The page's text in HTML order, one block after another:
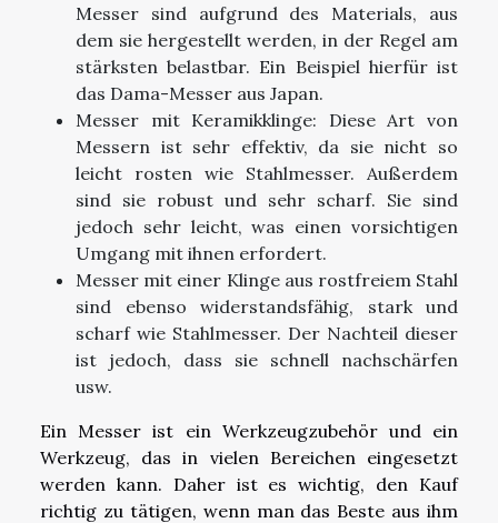
Messer sind aufgrund des Materials, aus
dem sie hergestellt werden, in der Regel am
stärksten belastbar. Ein Beispiel hierfür ist
das Dama-Messer aus Japan.
Messer mit Keramikklinge: Diese Art von
Messern ist sehr effektiv, da sie nicht so
leicht rosten wie Stahlmesser. Außerdem
sind sie robust und sehr scharf. Sie sind
jedoch sehr leicht, was einen vorsichtigen
Umgang mit ihnen erfordert.
Messer mit einer Klinge aus rostfreiem Stahl
sind ebenso widerstandsfähig, stark und
scharf wie Stahlmesser. Der Nachteil dieser
ist jedoch, dass sie schnell nachschärfen
usw.
Ein Messer ist ein Werkzeugzubehör und ein
Werkzeug, das in vielen Bereichen eingesetzt
werden kann. Daher ist es wichtig, den Kauf
richtig zu tätigen, wenn man das Beste aus ihm